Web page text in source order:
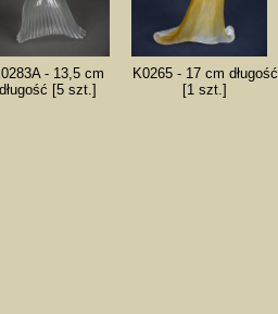
- 13,5 cm
długość [5 szt.]
K0265 - 17 cm długość
[1 szt.]